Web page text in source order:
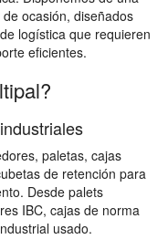
ocasión, diseñados
logística que requieren
eficientes.
paletas, cajas
de retención para
Desde palets
IBC, cajas de norma
usado.